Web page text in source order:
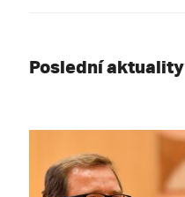
Poslední aktuality